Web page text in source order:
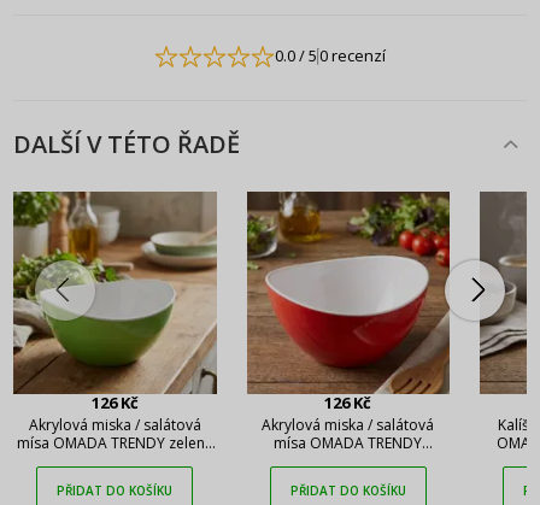
0.0/ 50 recenzí
DALŠÍ V TÉTO ŘADĚ
126 Kč
Akrylová miska / salátová
mísa OMADA TRENDY zelená
PŘIDAT DO KOŠÍKU
126 Kč
Akrylová miska / salátová
mísa OMADA TRENDY
PŘIDAT DO KOŠÍKU